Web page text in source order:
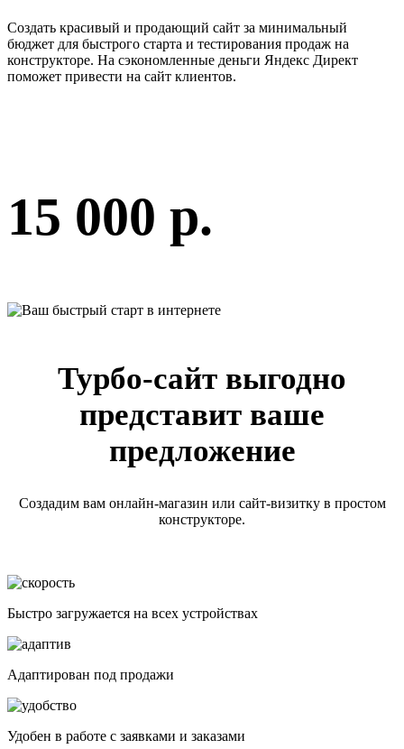
Создать красивый и продающий сайт за минимальный
бюджет для быстрого старта и тестирования продаж на
конструкторе. На сэкономленные деньги Яндекс Директ
поможет привести на сайт клиентов.
15 000 р.
Турбо-сайт выгодно
представит ваше
предложение
Создадим вам онлайн-магазин или сайт-визитку в простом
конструкторе.
Быстро загружается на всех устройствах
Адаптирован под продажи
Удобен в работе с заявками и заказами